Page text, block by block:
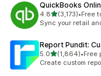
QuickBooks
4.85つ星中
(3,173)
合計レビュー数：
•Free
Sync your retail
Report Pundit:
5.05つ星中
(1,864)
合計レビュー数：
•Free
Create custom